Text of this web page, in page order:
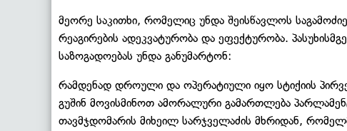
მეორე საკითხი, რომელიც უნდა შეისწავლოს
რეაგირების ადეკვატურობა და ეფექტურობა.
საზოგადოებას უნდა განუმარტონ:
რამდენად დროული და ოპერატიული იყო სტიქიის
გუშინ მოვისმინოთ ამორალური გამართლება
თავმჯდომარის მიხეილ სარჯველაძის მხრიდან,